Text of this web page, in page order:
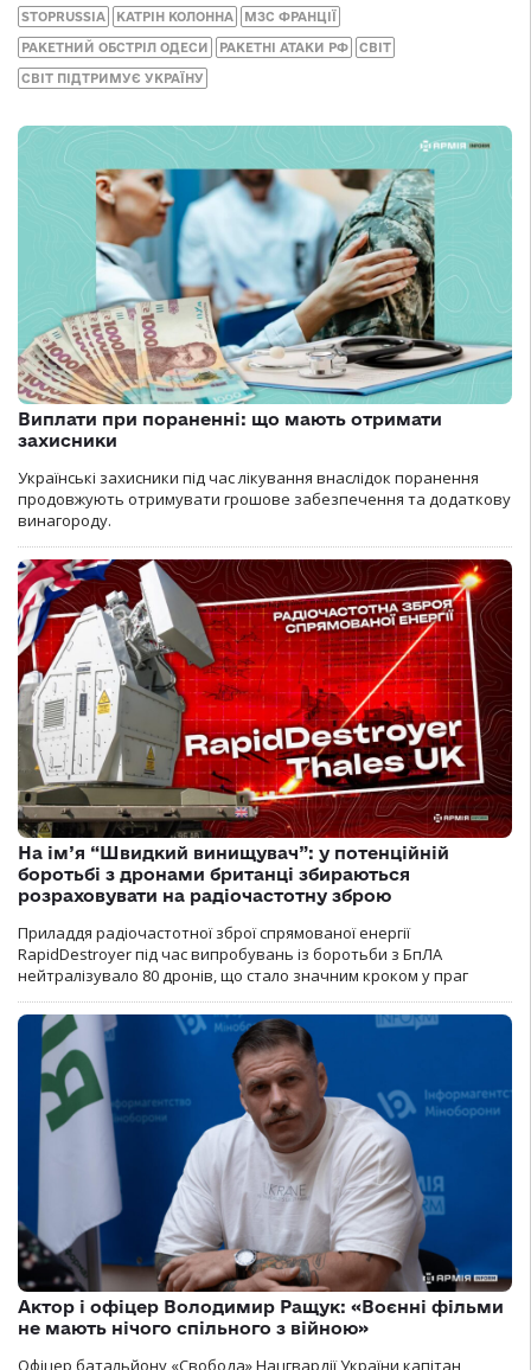
STOPRUSSIA КАТРІН КОЛОННА МЗС ФРАНЦІЇ
РАКЕТНИЙ ОБСТРІЛ ОДЕСИ РАКЕТНІ АТАКИ РФ СВІТ
СВІТ ПІДТРИМУЄ УКРАЇНУ
Виплати при пораненні: що мають отримати
захисники
Українські захисники під час лікування внаслідок поранення
продовжують отримувати грошове забезпечення та додаткову
винагороду.
На ім’я “Швидкий винищувач”: у потенційній
боротьбі з дронами британці збираються
розраховувати на радіочастотну зброю
Приладдя радіочастотної зброї спрямованої енергії
RapidDestroyer під час випробувань із боротьби з БпЛА
нейтралізувало 80 дронів, що стало значним кроком у праг
Актор і офіцер Володимир Ращук: «Воєнні фільми
не мають нічого спільного з війною»
Офіцер батальйону «Свобода» Нацгвардії України капітан